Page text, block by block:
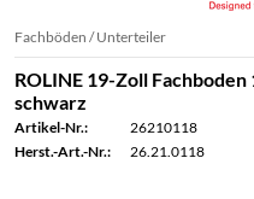
Fachböden / Unterteiler
ROLINE 19-Zoll
schwarz
Artikel-Nr.:
26210118
Herst.-Art.-Nr.:
26.21.0118